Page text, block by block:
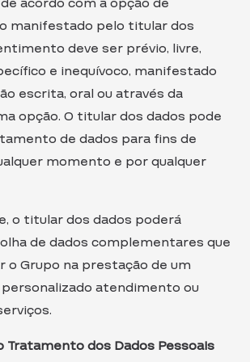
manifestado pelo titular dos
deve ser prévio, livre,
e inequívoco, manifestado
escrita, oral ou através da
opção. O titular dos dados pode
de dados para fins de
momento e por qualquer
o titular dos dados poderá
de dados complementares que
o Grupo na prestação de um
atendimento ou
Tratamento dos Dados Pessoais